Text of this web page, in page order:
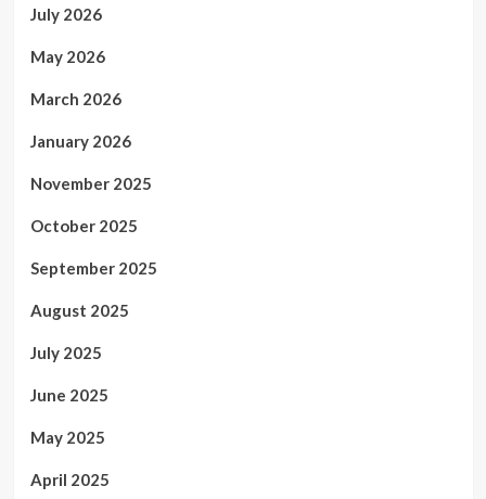
July 2026
May 2026
March 2026
January 2026
November 2025
October 2025
September 2025
August 2025
July 2025
June 2025
May 2025
April 2025